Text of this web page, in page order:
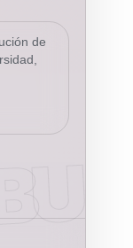
de